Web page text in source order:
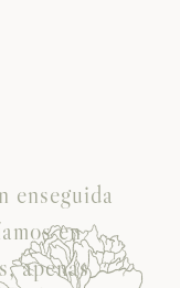
enseguida
en
apenas